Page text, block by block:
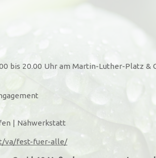
bis 20.00 Uhr am Martin-Luther-Platz &
| Nähwerkstatt
va/fest-fuer-alle/